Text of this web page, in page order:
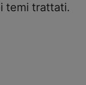
temi trattati.